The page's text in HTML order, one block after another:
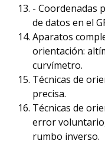
- Coordenadas
de datos en el
Aparatos
orientación:
curvímetro.
Técnicas de
precisa.
Técnicas de
error
rumbo inverso.